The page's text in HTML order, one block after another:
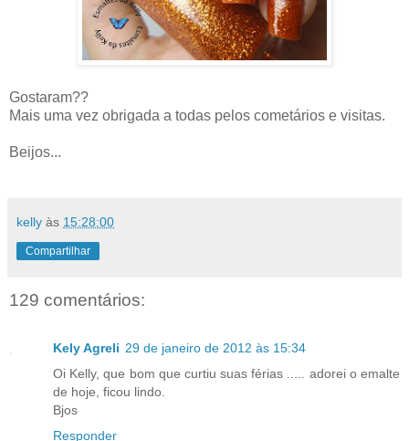
Gostaram??
Mais uma vez obrigada a todas pelos cometários e visitas.
Beijos...
kelly às 15:28:00
Compartilhar
129 comentários:
Kely Agreli 29 de janeiro de 2012 às 15:34
Oi Kelly, que bom que curtiu suas férias ..... adorei o emalte
de hoje, ficou lindo.
Bjos
Responder